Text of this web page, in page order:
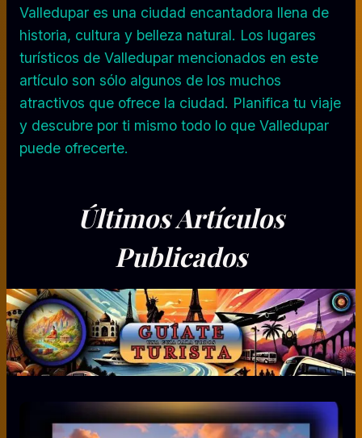
Valledupar es una ciudad encantadora llena de
historia, cultura y belleza natural. Los lugares
turísticos de Valledupar mencionados en este
artículo son sólo algunos de los muchos
atractivos que ofrece la ciudad. Planifica tu viaje
y descubre por ti mismo todo lo que Valledupar
puede ofrecerte.
Últimos Artículos
Publicados